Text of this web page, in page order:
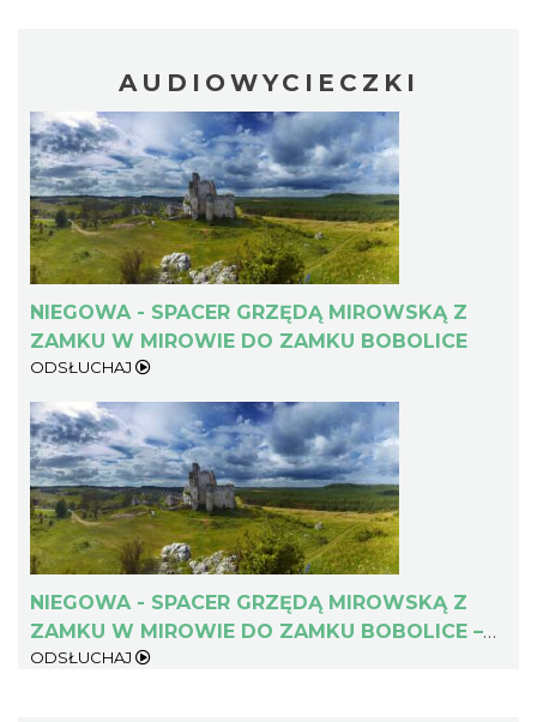
AUDIOWYCIECZKI
NIEGOWA - SPACER GRZĘDĄ MIROWSKĄ Z
ZAMKU W MIROWIE DO ZAMKU BOBOLICE
ODSŁUCHAJ
NIEGOWA - SPACER GRZĘDĄ MIROWSKĄ Z
ZAMKU W MIROWIE DO ZAMKU BOBOLICE –
DLA DZIECI
ODSŁUCHAJ